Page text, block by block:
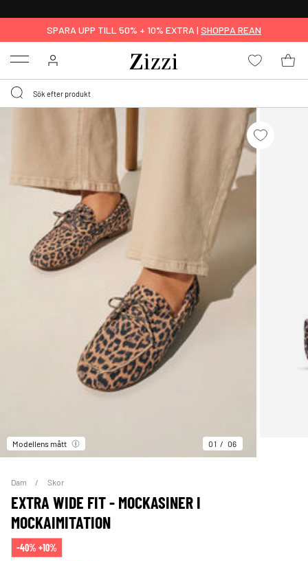
SPARA UPP TILL 50% + 10% EXTRA | SHOPPA REAN
Menu
Modellens mått 01 06
Dam Skor
EXTRA WIDE FIT - MOCKASINER I
MOCKAIMITATION
-40% +10%